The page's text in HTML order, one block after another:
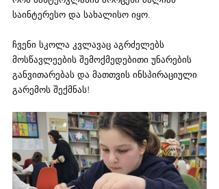
საინტერესო და სახალისო იყო.
ჩვენი სკოლა კვლავაც აგრძელებს
მოსწავლეების შემოქმედებითი უნარების
განვითარებას და მათთვის ინსპირაციული
გარემოს შექმნას!